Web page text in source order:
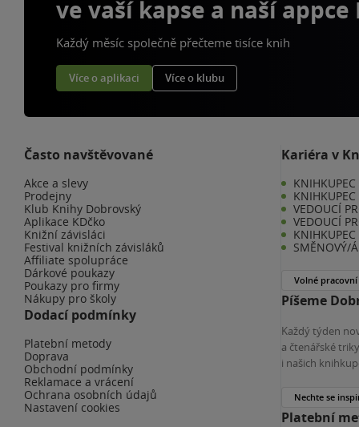
ve vaší kapse a naší appce
Každý měsíc společně přečteme tisíce knih
Více o aplikaci Více o klubu
Často navštěvované
Akce a slevy
Prodejny
Klub Knihy Dobrovský
Aplikace KDčko
Knižní závisláci
Festival knižních závisláků
Affiliate spolupráce
Dárkové poukazy
Poukazy pro firmy
Nákupy pro školy
Dodací podmínky
Platební metody
Doprava
Obchodní podmínky
Reklamace a vrácení
Ochrana osobních údajů
Nastavení cookies
Kariéra v
KNIHKUPEC
VEDOUCÍ
VEDOUCÍ
SMĚNOVÝ/
Volné pracovní
Píšeme
Každý týden
a čtenářské
i našich
Nechte se
Platební